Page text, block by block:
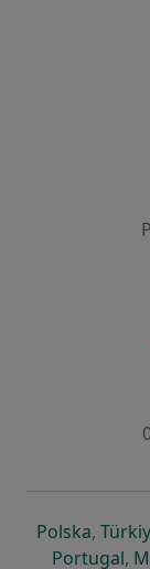
Polskase
,
Portugalse
,